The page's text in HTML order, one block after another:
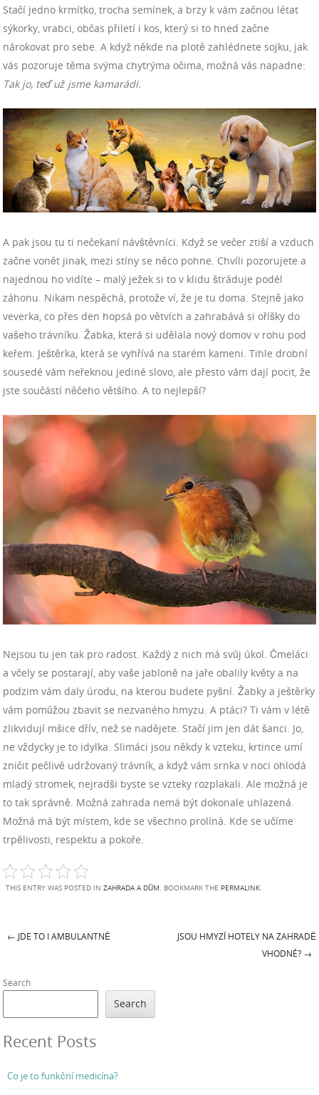
Stačí jedno krmítko, trocha semínek, a brzy k vám začnou létat
sýkorky, vrabci, občas přiletí i kos, který si to hned začne
nárokovat pro sebe. A když někde na plotě zahlédnete sojku, jak
vás pozoruje těma svýma chytrýma očima, možná vás napadne:
Tak jo, teď už jsme kamarádi.
A pak jsou tu ti nečekaní návštěvníci. Když se večer ztiší a vzduch
začne vonět jinak, mezi stíny se něco pohne. Chvíli pozorujete a
najednou ho vidíte – malý ježek si to v klidu štráduje podél
záhonu. Nikam nespěchá, protože ví, že je tu doma. Stejně jako
veverka, co přes den hopsá po větvích a zahrabává si oříšky do
vašeho trávníku. Žabka, která si udělala nový domov v rohu pod
keřem. Ještěrka, která se vyhřívá na starém kameni. Tihle drobní
sousedé vám neřeknou jediné slovo, ale přesto vám dají pocit, že
jste součástí něčeho většího. A to nejlepší?
Nejsou tu jen tak pro radost. Každý z nich má svůj úkol. Čmeláci
a včely se postarají, aby vaše jabloně na jaře obalily květy a na
podzim vám daly úrodu, na kterou budete pyšní. Žabky a ještěrky
vám pomůžou zbavit se nezvaného hmyzu. A ptáci? Ti vám v létě
zlikvidují mšice dřív, než se nadějete. Stačí jim jen dát šanci. Jo,
ne vždycky je to idylka. Slimáci jsou někdy k vzteku, krtince umí
zničit pečlivě udržovaný trávník, a když vám srnka v noci ohlodá
mladý stromek, nejradši byste se vzteky rozplakali. Ale možná je
to tak správně. Možná zahrada nemá být dokonale uhlazená.
Možná má být místem, kde se všechno prolíná. Kde se učíme
trpělivosti, respektu a pokoře.
THIS ENTRY WAS POSTED IN ZAHRADA A DŮM. BOOKMARK THE PERMALINK.
← JDE TO I AMBULANTNĚ
JSOU HMYZÍ HOTELY NA ZAHRADĚ
VHODNÉ? →
Search
Search
Recent Posts
Co je to funkční medicína?